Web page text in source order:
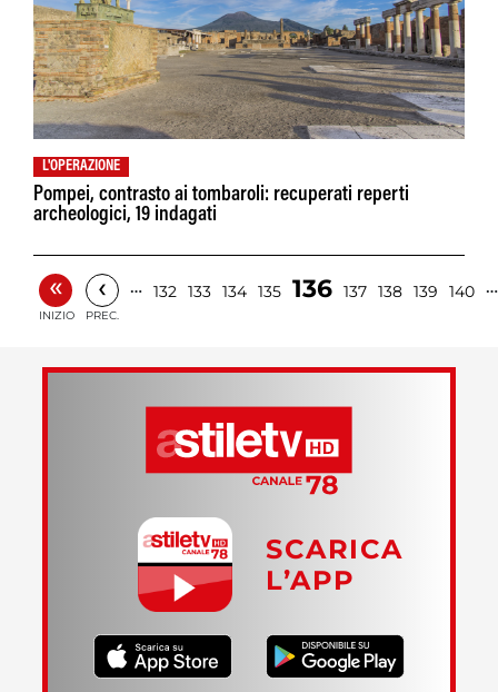
L'OPERAZIONE
Pompei, contrasto ai tombaroli: recuperati reperti
archeologici, 19 indagati
«
INIZIO
‹
PREC.
… 132 133 134 135 136 137 138 139 140 …
SCARICA
L’APP